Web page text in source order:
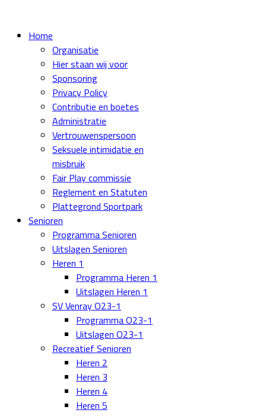
Home
Organisatie
Hier staan wij voor
Sponsoring
Privacy Policy
Contributie en boetes
Administratie
Vertrouwenspersoon
Seksuele intimidatie en
misbruik
Fair Play commissie
Reglement en Statuten
Plattegrond Sportpark
Senioren
Programma Senioren
Uitslagen Senioren
Heren 1
Programma Heren 1
Uitslagen Heren 1
SV Venray O23-1
Programma O23-1
Uitslagen O23-1
Recreatief Senioren
Heren 2
Heren 3
Heren 4
Heren 5